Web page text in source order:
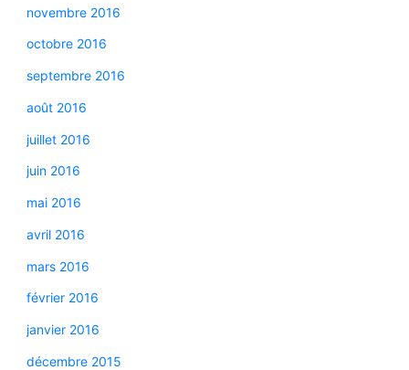
novembre 2016
octobre 2016
septembre 2016
août 2016
juillet 2016
juin 2016
mai 2016
avril 2016
mars 2016
février 2016
janvier 2016
décembre 2015